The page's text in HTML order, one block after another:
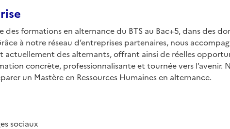
formations en alternance du BTS au Bac+5, dans des
à notre réseau d’entreprises partenaires, nous
actuellement des alternants, offrant ainsi de réelles
concrète, professionnalisante et tournée vers
un Mastère en Ressources Humaines en alternance.
sociaux